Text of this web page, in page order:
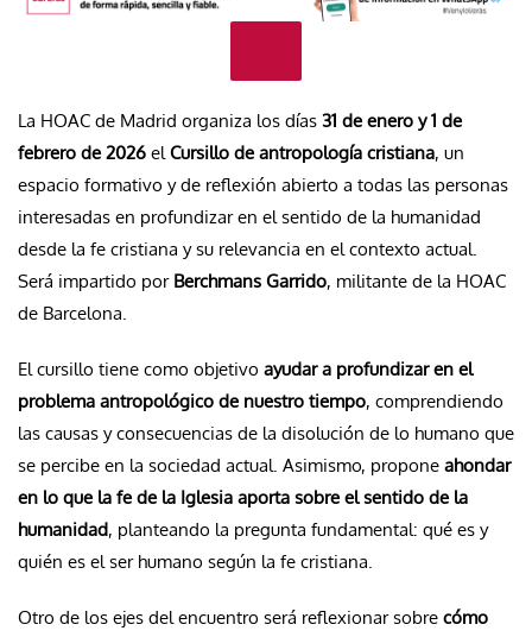
La HOAC de Madrid organiza los días 31 de enero y 1 de
febrero de 2026 elCursillo de antropología cristiana, un
espacio formativo y de reflexión abierto a todas las personas
interesadas en profundizar en el sentido de la humanidad
desde la fe cristiana y su relevancia en el contexto actual.
Será impartido por Berchmans Garrido, militante de la HOAC
de Barcelona.
El cursillo tiene como objetivo ayudar a profundizar en el
problema antropológico de nuestro tiempo, comprendiendo
las causas y consecuencias de la disolución de lo humano que
se percibe en la sociedad actual. Asimismo, propone ahondar
en lo que la fe de la Iglesia aporta sobre el sentido de la
humanidad, planteando la pregunta fundamental: qué es y
quién es el ser humano según la fe cristiana.
Otro de los ejes del encuentro será reflexionar sobre cómo